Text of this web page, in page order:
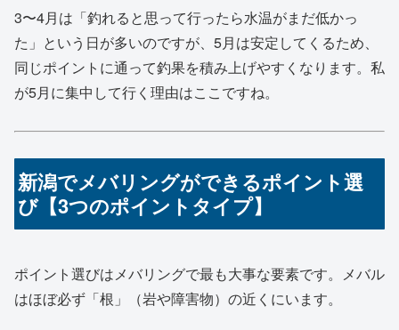
3〜4月は「釣れると思って行ったら水温がまだ低かっ
た」という日が多いのですが、5月は安定してくるため、
同じポイントに通って釣果を積み上げやすくなります。私
が5月に集中して行く理由はここですね。
新潟でメバリングができるポイント選
び【3つのポイントタイプ】
ポイント選びはメバリングで最も大事な要素です。メバル
はほぼ必ず「根」（岩や障害物）の近くにいます。